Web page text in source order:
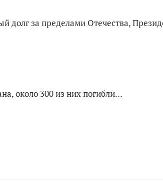
долг за пределами Отечества,
около 300 из них погибли…